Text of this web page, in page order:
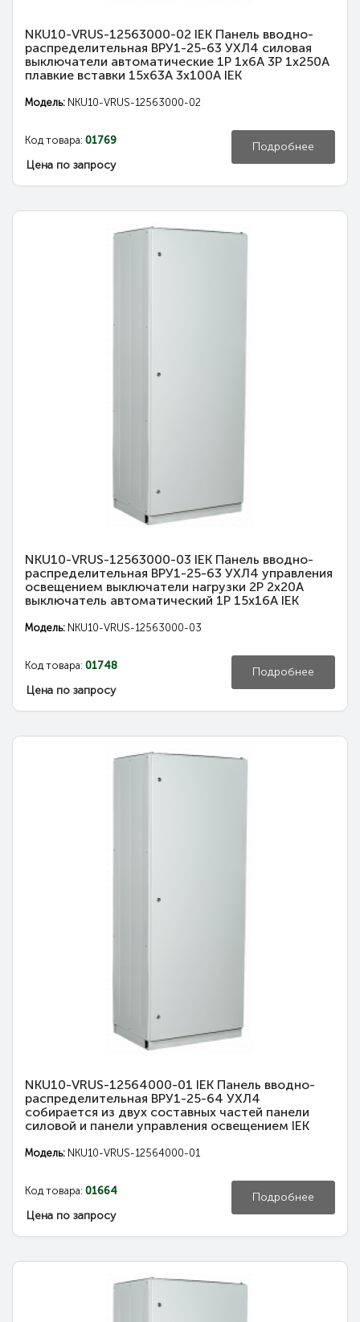
NKU10-VRUS-12563000-02 IEK Панель вводно-
распределительная ВРУ1-25-63 УХЛ4 силовая
выключатели автоматические 1Р 1х6А 3Р 1х250А
плавкие вставки 15х63А 3х100А IEK
Модель: NKU10-VRUS-12563000-02
Код товара: 01769
Цена по запросу
Подробнее
NKU10-VRUS-12563000-03 IEK Панель вводно-
распределительная ВРУ1-25-63 УХЛ4 управления
освещением выключатели нагрузки 2Р 2х20А
выключатель автоматический 1Р 15х16А IEK
Модель: NKU10-VRUS-12563000-03
Код товара: 01748
Цена по запросу
Подробнее
NKU10-VRUS-12564000-01 IEK Панель вводно-
распределительная ВРУ1-25-64 УХЛ4
собирается из двух составных частей панели
силовой и панели управления освещением IEK
Модель: NKU10-VRUS-12564000-01
Код товара: 01664
Цена по запросу
Подробнее